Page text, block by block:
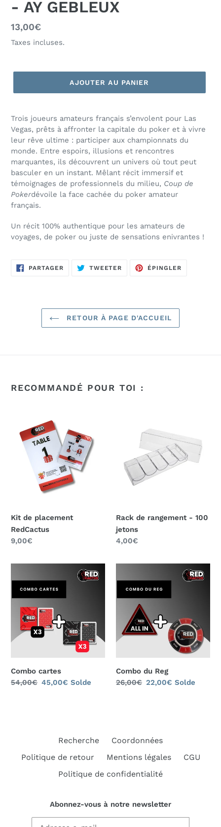
- AY GEBLEUX
Prix
normal
13,00€
Taxes incluses.
AJOUTER AU PANIER
Trois joueurs amateurs français s’envolent pour Las
Vegas, prêts à affronter la capitale du poker et à vivre
leur rêve ultime : participer aux championnats du
monde. Entre espoirs, illusions et rencontres
marquantes, ils découvrent un univers où tout peut
basculer en un instant. Mêlant récit immersif et
témoignages de professionnels du milieu, Coup de
Pokerdévoile la face cachée du poker amateur
français.
Un récit 100% authentique pour les amateurs de
voyages, de poker ou juste de sensations enivrantes !
PARTAGERPARTAGER
SUR
TWEETER TWEETERÉPINGLER
RETOUR À PAGE D'ACCUEIL
RECOMMANDÉ POUR TOI :
placement
RedCactus
Kit de placement
RedCactus
Prix
9,00€
rangement
100
jetons
Rack de rangement - 100
jetons
Prix
4,00€
cartes
Combo cartes
Prix
54,00€ Prix
45,00€ Solde
du
Reg
Combo du Reg
Prix
26,00€ Prix
22,00€ Solde
Recherche
Coordonnées
Politique de retour
Mentions légales
CGU
Politique de confidentialité
Abonnez-vous à notre newsletter